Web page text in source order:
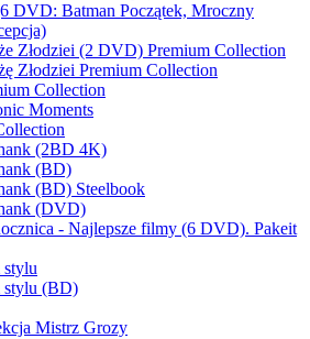
DVD: Batman Początek, Mroczny
Złodziei (2 DVD) Premium Collection
Złodziei Premium Collection
Collection
Moments
(2BD 4K)
(BD)
(BD) Steelbook
(DVD)
- Najlepsze filmy (6 DVD). Pakeit
stylu
stylu (BD)
Mistrz Grozy